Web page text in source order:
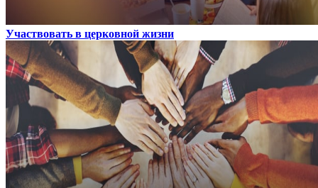
Участвовать в церковной жизни